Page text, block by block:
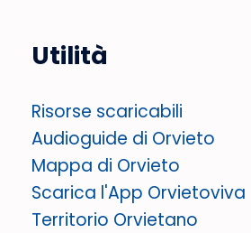
Utilità
Risorse scaricabili
Audioguide di Orvieto
Mappa di Orvieto
Scarica l'App Orvietoviva
Territorio Orvietano